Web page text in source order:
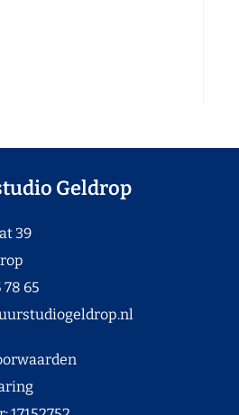
Geldrop
39
78 65